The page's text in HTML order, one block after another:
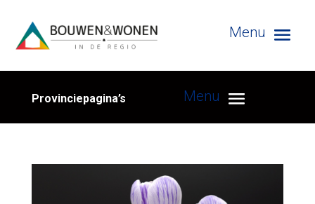
Provinciepagina’s